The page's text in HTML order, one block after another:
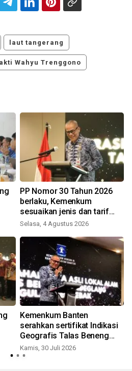
laut tangerang
Wahyu Trenggono
PP Nomor 30 Tahun 2026
berlaku, Kemenkum
sesuaikan jenis dan tarif
PNBP
Selasa, 4 Agustus 2026
Kemenkum Banten
serahkan sertifikat Indikasi
Geografis Talas Beneng
Pandeglang
Kamis, 30 Juli 2026